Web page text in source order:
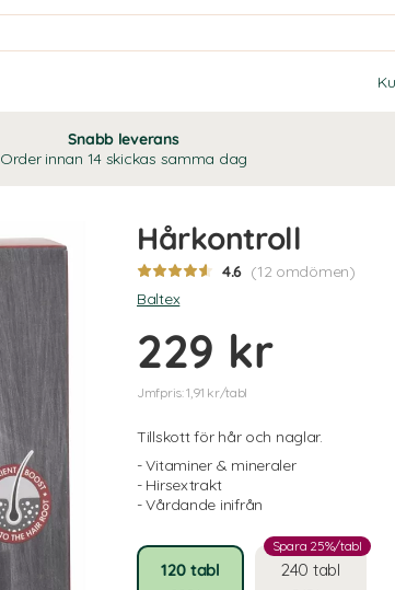
Snabb leverans
Order innan 14 skickas samma dag
Hårkontroll
4.6 (12 omdömen)
Baltex
229 kr
Jmfpris: 1,91 kr/tabl
Tillskott för hår och naglar.
- Vitaminer & mineraler
- Hirsextrakt
- Vårdande inifrån
120 tabl 240 tabl
Spara 25%/tabl